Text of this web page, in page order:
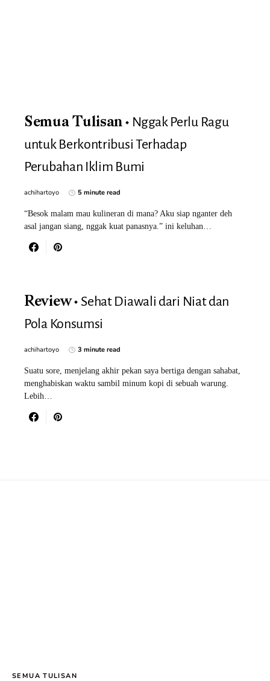
Semua Tulisan
Nggak Perlu Ragu
untuk Berkontribusi Terhadap
Perubahan Iklim Bumi
achihartoyo 5 minute read
“Besok malam mau kulineran di mana? Aku siap nganter deh
asal jangan siang, nggak kuat panasnya.” ini keluhan…
Review
Sehat Diawali dari Niat dan
Pola Konsumsi
achihartoyo 3 minute read
Suatu sore, menjelang akhir pekan saya bertiga dengan sahabat,
menghabiskan waktu sambil minum kopi di sebuah warung.
Lebih…
SEMUA TULISAN